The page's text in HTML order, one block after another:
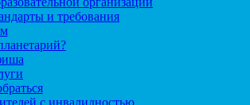
и требования
с инвалидностью